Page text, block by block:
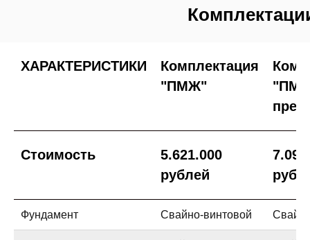
ХАРАКТЕРИСТИКИ
Комплектация
"ПМЖ"
Стоимость
5.621.000
рублей
Фундамент Свайно-винтовой